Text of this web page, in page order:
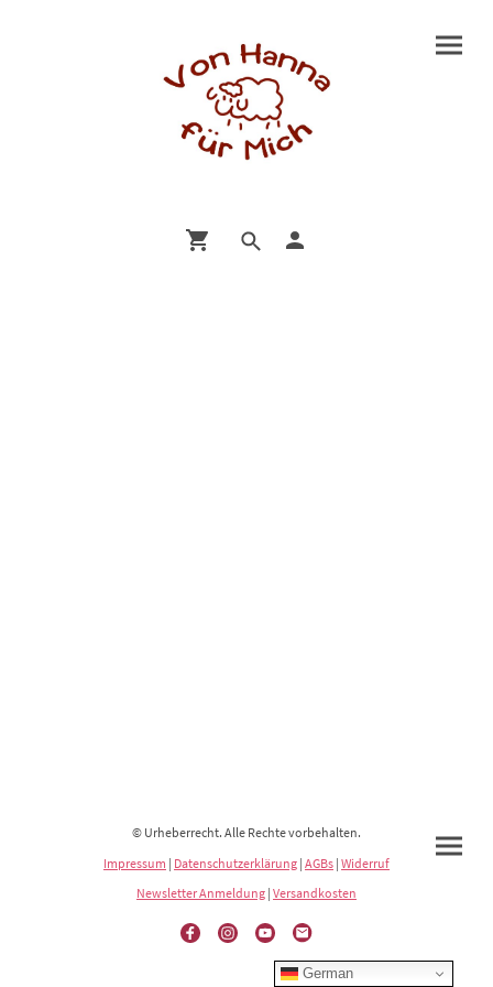
© Urheberrecht. Alle Rechte vorbehalten.
Impressum | Datenschutzerklärung | AGBs | Widerruf
Newsletter Anmeldung | Versandkosten
German